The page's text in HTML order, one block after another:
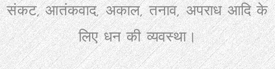
संकट, आतंकवाद, अकाल, तनाव, अपराध आदि के
लिए धन की व्यवस्था।